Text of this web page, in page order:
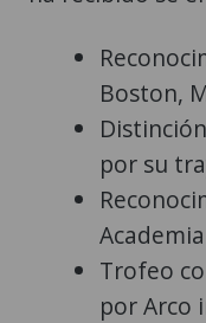
Boston,
por su
Trofeo
por Arco